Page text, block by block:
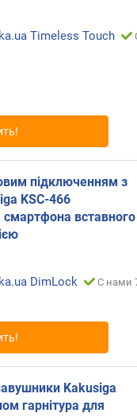
Timeless Touch
підключенням з
KSC-466
смартфона вставного
DimLock С нами
Kakusiga
гарнітура для